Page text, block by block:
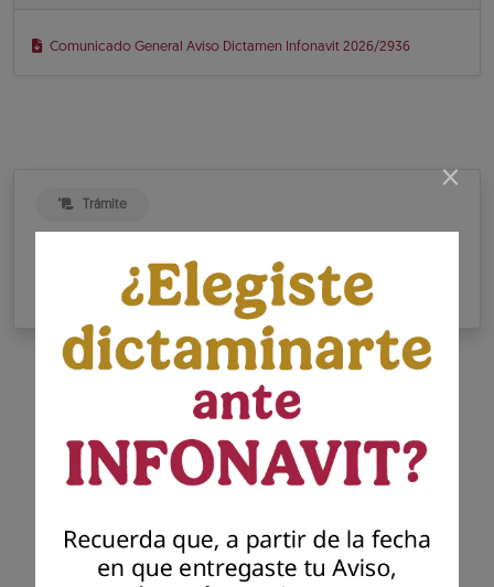
×
Comunicado General Aviso Dictamen Infonavit 2026/2936
Trámite
Proceso para presentar tu Aviso
de Dictamen INFONAVIT
Presenta tu dictamen
Infonavit
Presenta el dictamen generado por el
cumplimiento a tu solicitud previa de
presentación del aviso para dictaminar el